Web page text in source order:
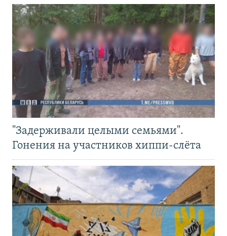
"Задерживали целыми семьями".
Гонения на участников хиппи-слёта